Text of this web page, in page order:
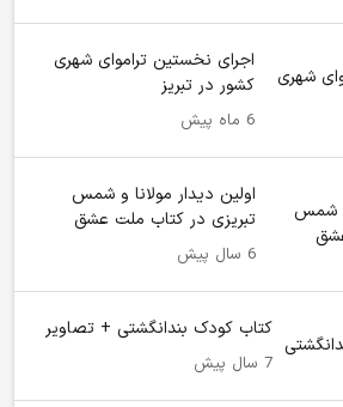
اجرای نخستین تراموای شهری
کشور در تبریز
6 ماه پیش
اولین دیدار مولانا و شمس
تبریزی در کتاب ملت عشق
6 سال پیش
کتاب کودک بندانگشتی + تصاویر
7 سال پیش